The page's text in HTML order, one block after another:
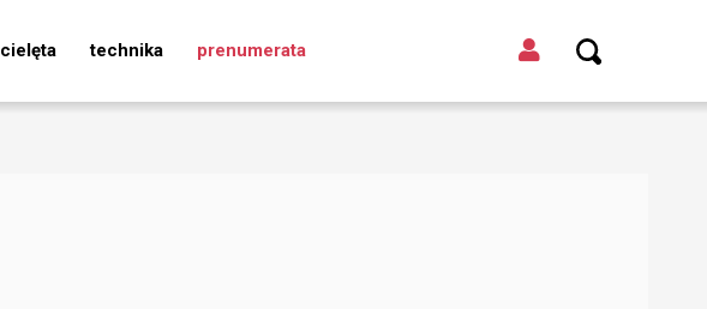
cielęta technika prenumerata